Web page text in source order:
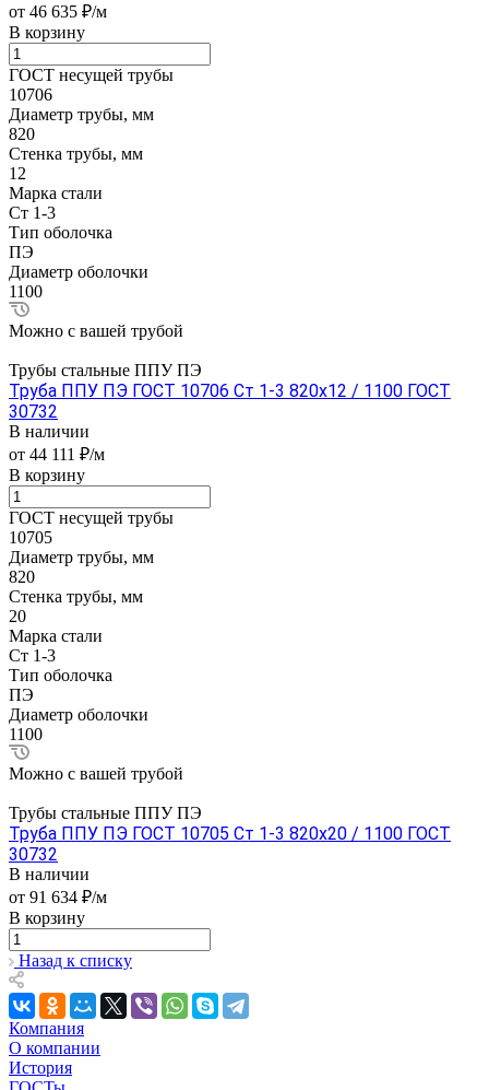
от 46 635 ₽/м
В корзину
ГОСТ несущей трубы
10706
Диаметр трубы, мм
820
Стенка трубы, мм
12
Марка стали
Ст 1-3
Тип оболочка
ПЭ
Диаметр оболочки
1100
Можно с вашей трубой
Трубы стальные ППУ ПЭ
Труба ППУ ПЭ ГОСТ 10706 Ст 1-3 820x12 / 1100 ГОСТ
30732
В наличии
от 44 111 ₽/м
В корзину
ГОСТ несущей трубы
10705
Диаметр трубы, мм
820
Стенка трубы, мм
20
Марка стали
Ст 1-3
Тип оболочка
ПЭ
Диаметр оболочки
1100
Можно с вашей трубой
Трубы стальные ППУ ПЭ
Труба ППУ ПЭ ГОСТ 10705 Ст 1-3 820x20 / 1100 ГОСТ
30732
В наличии
от 91 634 ₽/м
В корзину
Назад к списку
Компания
О компании
История